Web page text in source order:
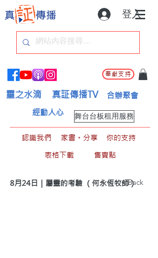
登入
奉獻支持
靈之水滴 真証傳播TV 合辦聚會
舞台台板租用服務
經動人心
認識我們 家書。分享
你的支持
表格下載
售賣點
8月24日｜屬靈的考驗 （何永恆牧師）
< Back